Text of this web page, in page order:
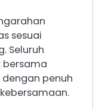
sesuai
Seluruh
bersama
penuh